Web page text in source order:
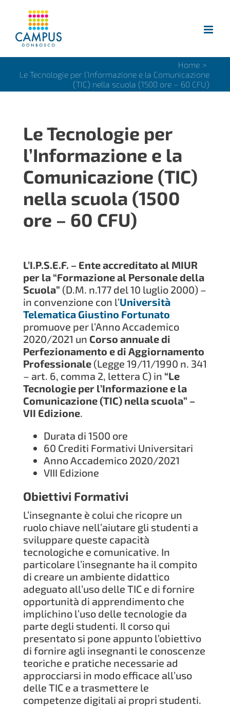
contenuto
Home >
Le Tecnologie per l’Informazione e la Comunicazione
(TIC) nella scuola (1500 ore – 60 CFU)
Le Tecnologie per
l’Informazione e la
Comunicazione (TIC)
nella scuola (1500
ore – 60 CFU)
L’I.P.S.E.F. – Ente accreditato al MIUR
per la “Formazione al Personale della
Scuola” (D.M. n.177 del 10 luglio 2000) –
in convenzione con l’Università
Telematica Giustino Fortunato
promuove per l’Anno Accademico
2020/2021 un Corso annuale di
Perfezionamento e di Aggiornamento
Professionale (Legge 19/11/1990 n. 341
– art. 6, comma 2, lettera C) in “Le
Tecnologie per l’Informazione e la
Comunicazione (TIC) nella scuola” –
VII Edizione.
Durata di 1500 ore
60 Crediti Formativi Universitari
Anno Accademico 2020/2021
VIII Edizione
Obiettivi Formativi
L’insegnante è colui che ricopre un
ruolo chiave nell’aiutare gli studenti a
sviluppare queste capacità
tecnologiche e comunicative. In
particolare l’insegnante ha il compito
di creare un ambiente didattico
adeguato all’uso delle TIC e di fornire
opportunità di apprendimento che
implichino l’uso delle tecnologie da
parte degli studenti. Il corso qui
presentato si pone appunto l’obiettivo
di fornire agli insegnanti le conoscenze
teoriche e pratiche necessarie ad
approcciarsi in modo efficace all’uso
delle TIC e a trasmettere le
competenze digitali ai propri studenti.